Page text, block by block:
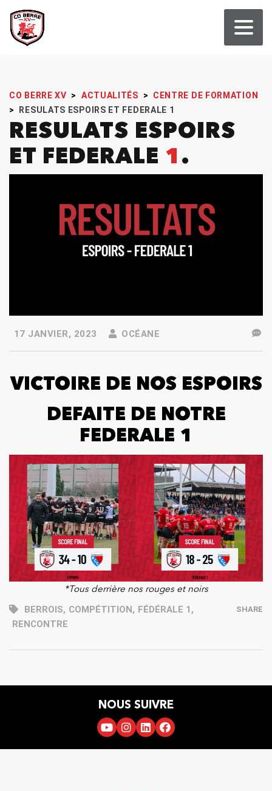
CO BERRE XV > ACTUALITÉS >
CENTRE DE FORMATION
>
RESULATS ESPOIRS ET FEDERALE 1
RESULATS ESPOIRS
ET FEDERALE 1
17 JANVIER, 2023 OCÉANE
VICTOIRE DE NOS ESPOIRS
DEFAITE DE NOTRE
FEDERALE 1
*Tous derrière nos rouges et noirs
BERROIS, COMPÉTITION, FÉDÉRALE 1 ,
RENCONTRE
SHARE
NOUS SUIVRE